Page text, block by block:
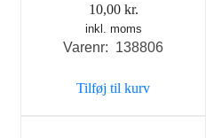
10,00 kr.
inkl. moms
Varenr: 138806
Tilføj til kurv